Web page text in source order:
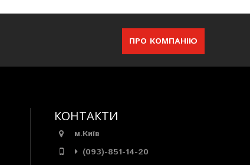
ПРО КОМПАНІЮ
КОНТАКТИ
м.Київ
(093)-851-14-20